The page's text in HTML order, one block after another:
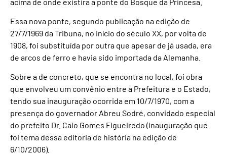
Essa nova ponte, segundo publicação na edição de
27/7/1969 da Tribuna, no início do século XX, por volta de
1908, foi substituída por outra que apesar de já usada, era
de arcos de ferro e havia sido importada da Alemanha.
Sobre a de concreto, que se encontra no local, foi obra
que envolveu um convênio entre a Prefeitura e o Estado,
tendo sua inauguração ocorrida em 10/7/1970, com a
presença do governador Abreu Sodré, convidado especial
do prefeito Dr. Caio Gomes Figueiredo (inauguração que
foi tema dessa editoria de história na edição de
6/10/2006).